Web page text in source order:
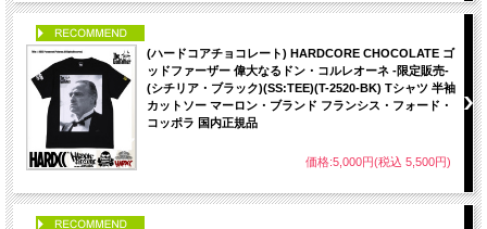
(ハードコアチョコレート) HARDCORE CHOCOLATE ゴ
ッドファーザー 偉大なるドン・コルレオーネ -限定販売-
(シチリア・ブラック)(SS:TEE)(T-2520-BK) Tシャツ 半袖
カットソー マーロン・ブランド フランシス・フォード・
コッポラ 国内正規品
価格:5,000円(税込 5,500円)